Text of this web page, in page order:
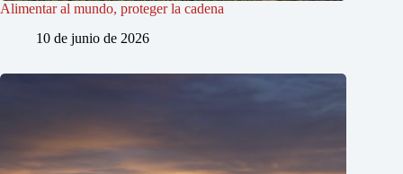
Alimentar al mundo, proteger la cadena
10 de junio de 2026